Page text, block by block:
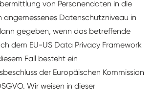
von Personendaten in die
angemessenes Datenschutzniveau in
gegeben, wenn das betreffende
dem EU-US Data Privacy Framework
Fall besteht ein
der Europäischen Kommission
Wir weisen in dieser